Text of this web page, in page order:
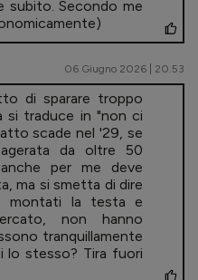
subito. Secondo me
06 Giugno 2026 | 20.53
di sparare troppo
si traduce in "non ci
scade nel '29, se
da oltre 50
per me deve
ma si smetta di dire
montati la testa e
non hanno
tranquillamente
lo stesso? Tira fuori